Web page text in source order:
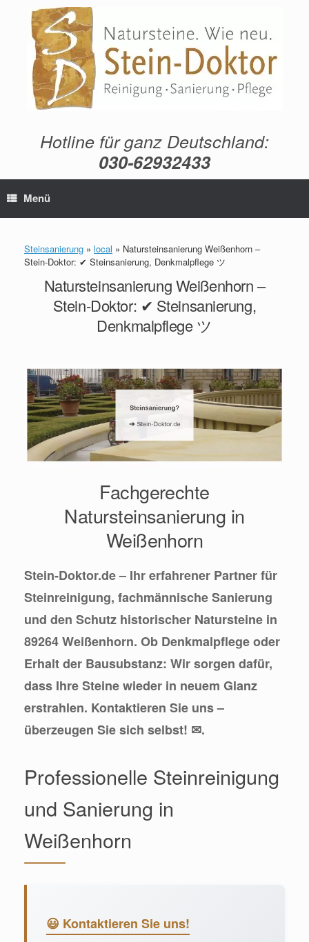
springen
Hotline für ganz Deutschland:
030-62932433
Menü
Steinsanierung » local » Natursteinsanierung Weißenhorn –
Stein-Doktor: ✔ Steinsanierung, Denkmalpflege ツ
Natursteinsanierung Weißenhorn –
Stein-Doktor: ✔ Steinsanierung,
Denkmalpflege ツ
Fachgerechte
Natursteinsanierung in
Weißenhorn
Stein-Doktor.de – Ihr erfahrener Partner für
Steinreinigung, fachmännische Sanierung
und den Schutz historischer Natursteine in
89264 Weißenhorn. Ob Denkmalpflege oder
Erhalt der Bausubstanz: Wir sorgen dafür,
dass Ihre Steine wieder in neuem Glanz
erstrahlen. Kontaktieren Sie uns –
überzeugen Sie sich selbst! ✉.
Professionelle Steinreinigung
und Sanierung in
Weißenhorn
😃 Kontaktieren Sie uns!